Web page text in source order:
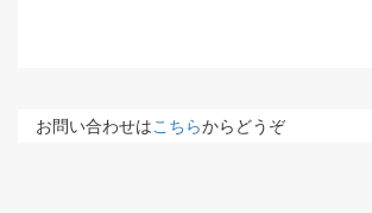
お問い合わせはこちらからどうぞ